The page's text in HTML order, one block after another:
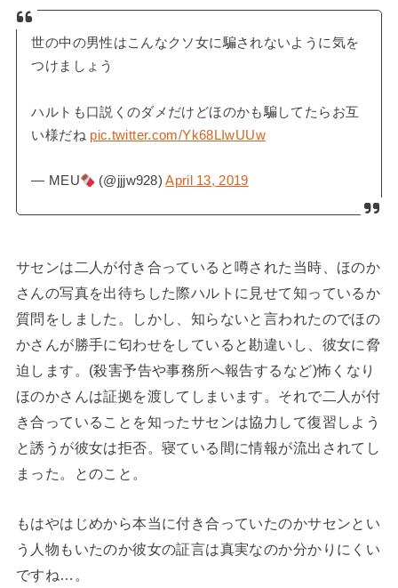
世の中の男性はこんなクソ女に騙されないように気を
つけましょう
ハルトも口説くのダメだけどほのかも騙してたらお互
い様だね pic.twitter.com/Yk68LIwUUw
— MEU (@jjjw928)April 13, 2019
サセンは二人が付き合っていると噂された当時、ほのか
さんの写真を出待ちした際ハルトに見せて知っているか
質問をしました。しかし、知らないと言われたのでほの
かさんが勝手に匂わせをしていると勘違いし、彼女に脅
迫します。(殺害予告や事務所へ報告するなど)怖くなり
ほのかさんは証拠を渡してしまいます。それで二人が付
き合っていることを知ったサセンは協力して復習しよう
と誘うが彼女は拒否。寝ている間に情報が流出されてし
まった。とのこと。
もはやはじめから本当に付き合っていたのかサセンとい
う人物もいたのか彼女の証言は真実なのか分かりにくい
ですね…。